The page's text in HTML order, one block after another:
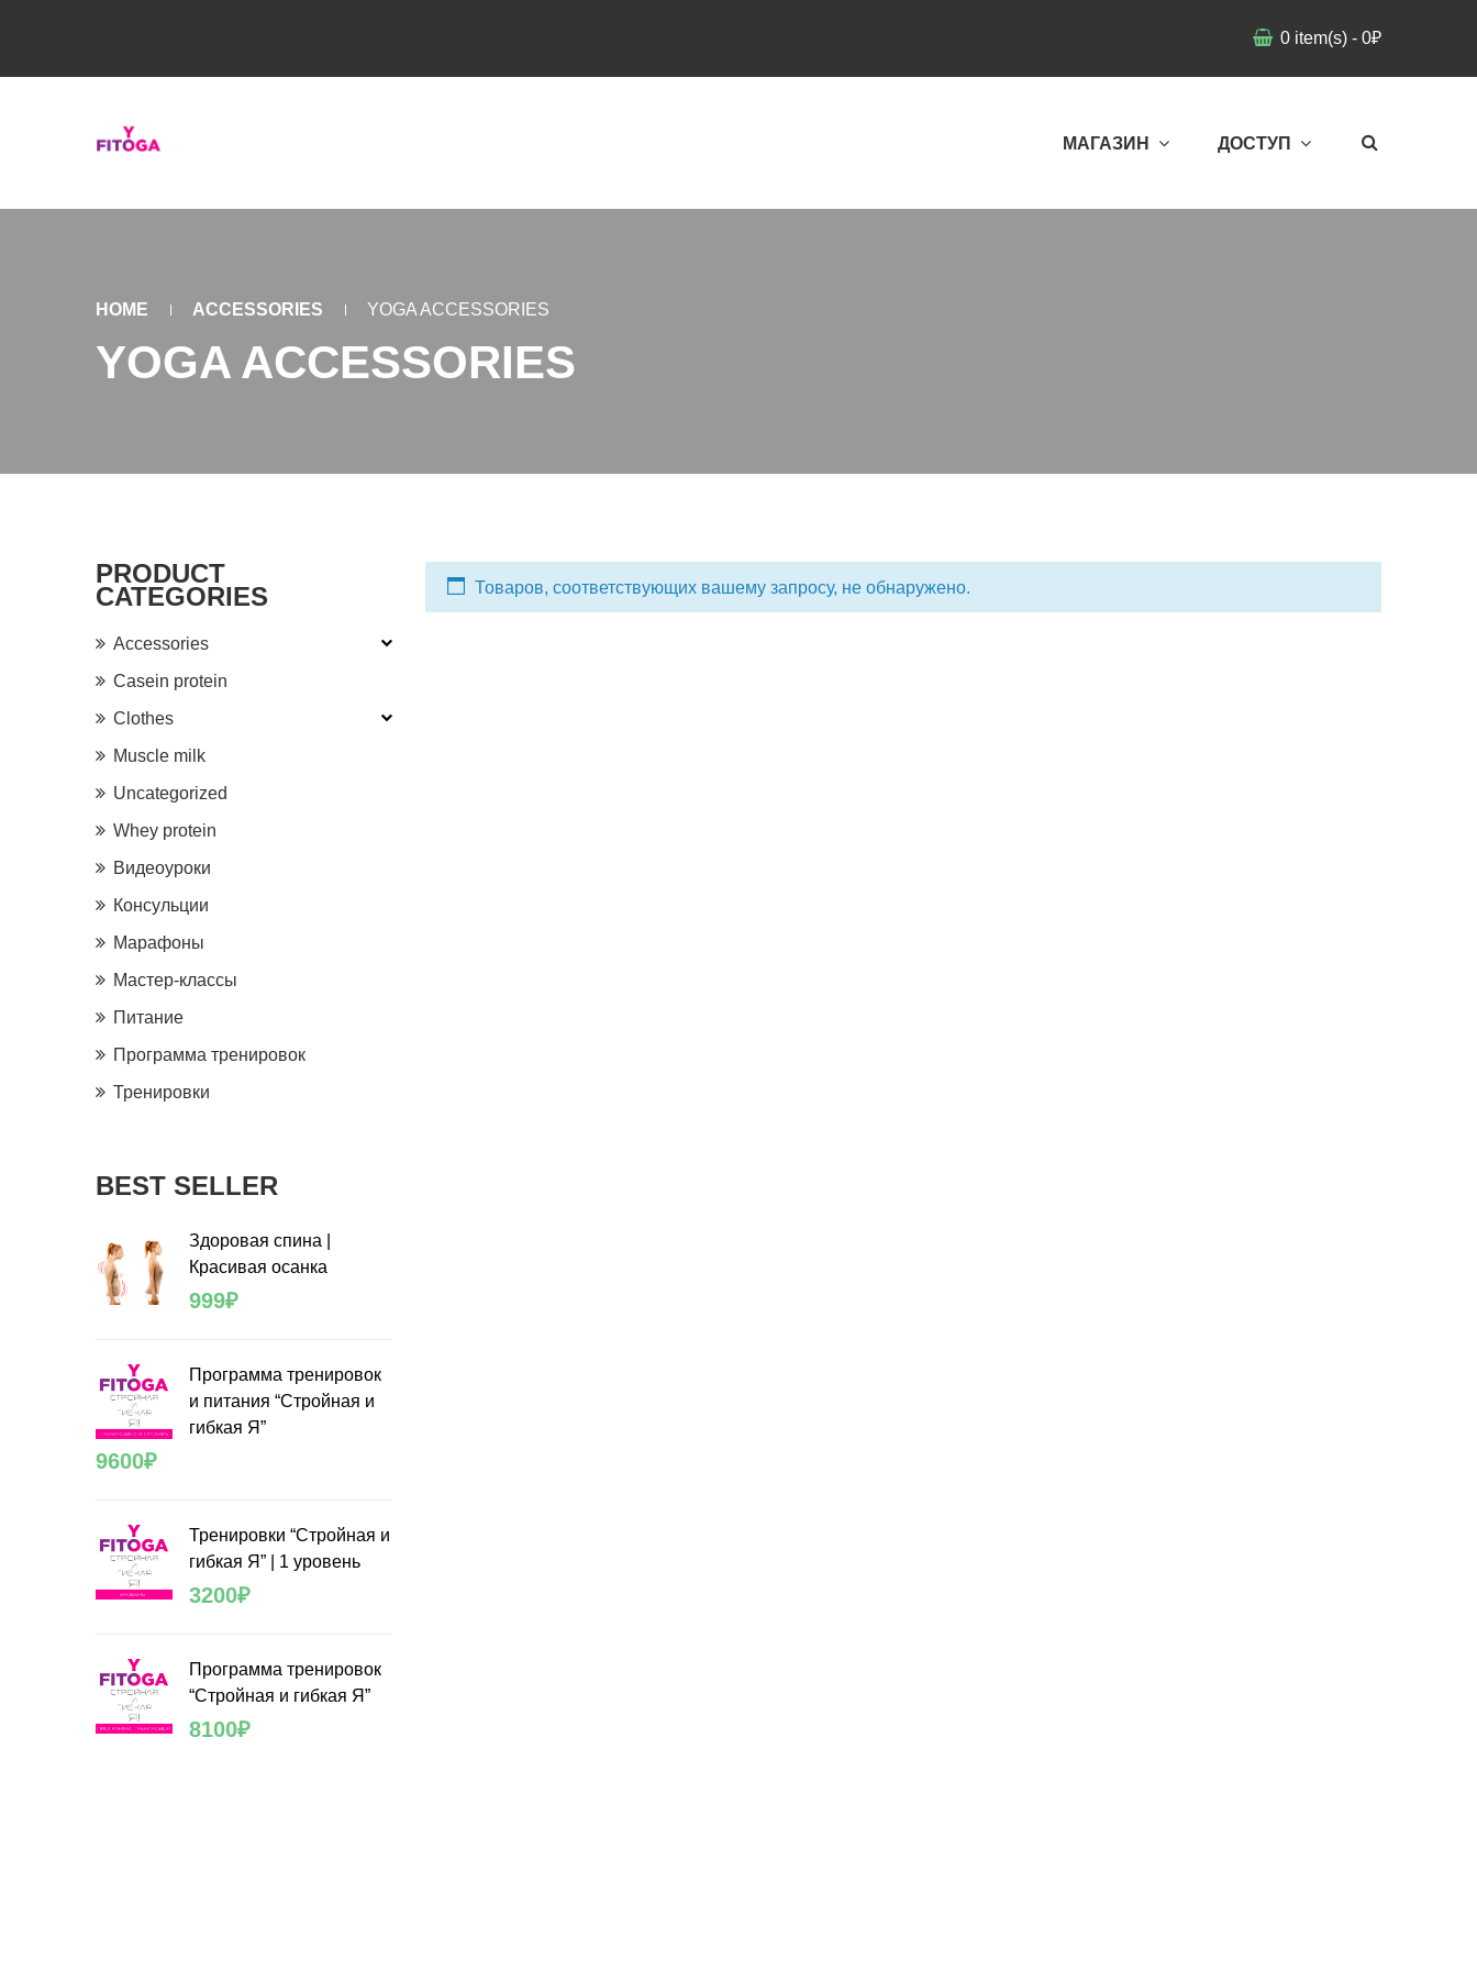
0 item(s) - 0₽
МАГАЗИН ДОСТУП
HOME ACCESSORIES YOGA ACCESSORIES
YOGA ACCESSORIES
PRODUCT
CATEGORIES
Accessories
Casein protein
Clothes
Muscle milk
Uncategorized
Whey protein
Видеоуроки
Консульции
Марафоны
Мастер-классы
Питание
Программа тренировок
Тренировки
BEST SELLER
Здоровая спина |
Красивая осанка
999₽
Программа тренировок
и питания “Стройная и
гибкая Я”
9600₽
Тренировки “Стройная и
гибкая Я” | 1 уровень
3200₽
Программа тренировок
“Стройная и гибкая Я”
8100₽
Товаров, соответствующих вашему запросу, не обнаружено.